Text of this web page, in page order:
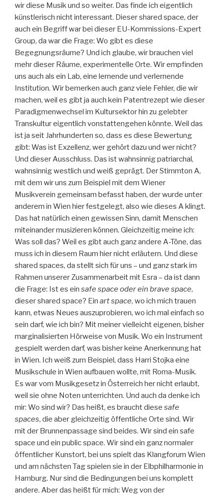
wir diese Musik und so weiter. Das finde ich eigentlich
künstlerisch nicht interessant. Dieser shared space, der
auch ein Begriff war bei dieser EU-Kommissions-Expert
Group, da war die Frage: Wo gibt es diese
Begegnungsräume? Und ich glaube, wir brauchen viel
mehr dieser Räume, experimentelle Orte. Wir empfinden
uns auch als ein Lab, eine lernende und verlernende
Institution. Wir bemerken auch ganz viele Fehler, die wir
machen, weil es gibt ja auch kein Patentrezept wie dieser
Paradigmenwechsel im Kultursektor hin zu gelebter
Transkultur eigentlich vonstattengehen könnte. Weil das
ist ja seit Jahrhunderten so, dass es diese Bewertung
gibt: Was ist Exzellenz, wer gehört dazu und wer nicht?
Und dieser Ausschluss. Das ist wahnsinnig patriarchal,
wahnsinnig westlich und weiß geprägt. Der Stimmton A,
mit dem wir uns zum Beispiel mit dem Wiener
Musikverein gemeinsam befasst haben, der wurde unter
anderem in Wien hier festgelegt, also wie dieses A klingt.
Das hat natürlich einen gewissen Sinn, damit Menschen
miteinander musizieren können. Gleichzeitig meine ich:
Was soll das? Weil es gibt auch ganz andere A-Töne, das
muss ich in diesem Raum hier nicht erläutern. Und diese
shared spaces, da stellt sich für uns – und ganz stark im
Rahmen unserer Zusammenarbeit mit Esra – da ist dann
die Frage: Ist es ein safe space oder ein brave space,
dieser shared space? Ein art space, wo ich mich trauen
kann, etwas Neues auszuprobieren, wo ich mal einfach so
sein darf, wie ich bin? Mit meiner vielleicht eigenen, bisher
marginalisierten Hörweise von Musik. Wo ein Instrument
gespielt werden darf, was bisher keine Anerkennung hat
in Wien. Ich weiß zum Beispiel, dass Harri Stojka eine
Musikschule in Wien aufbauen wollte, mit Roma-Musik.
Es war vom Musikgesetz in Österreich her nicht erlaubt,
weil sie ohne Noten unterrichten. Und auch da denke ich
mir: Wo sind wir? Das heißt, es braucht diese safe
spaces, die aber gleichzeitig öffentliche Orte sind. Wir
mit der Brunnenpassage sind beides. Wir sind ein safe
space und ein public space. Wir sind ein ganz normaler
öffentlicher Kunstort, bei uns spielt das Klangforum Wien
und am nächsten Tag spielen sie in der Elbphilharmonie in
Hamburg. Nur sind die Bedingungen bei uns komplett
andere. Aber das heißt für mich: Weg von der